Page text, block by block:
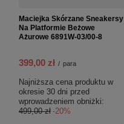
Maciejka Skórzane Sneakersy
Na Platformie Beżowe
Ażurowe 6891W-03/00-8
399,00 zł / para
Najniższa cena produktu w
okresie 30 dni przed
wprowadzeniem obniżki:
499,00 zł -20%